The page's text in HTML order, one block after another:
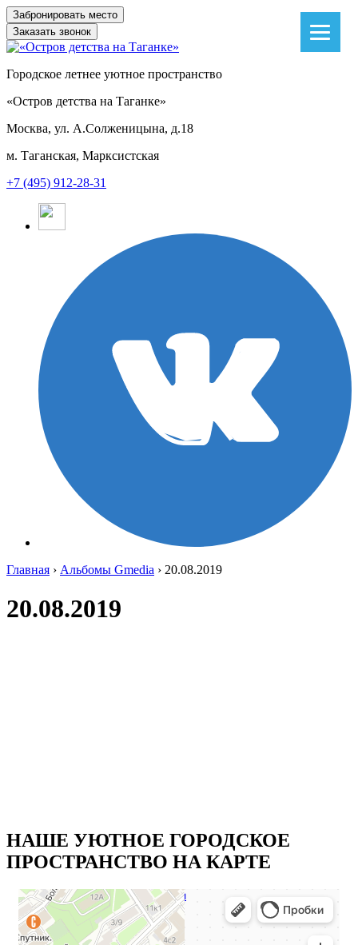
Заказать звонок
Городское летнее уютное пространство
«Остров детства на Таганке»
Москва, ул. А.Солженицына, д.18
м. Таганская, Марксистская
+7 (495) 912-28-31
Главная › Альбомы Gmedia › 20.08.2019
20.08.2019
НАШЕ УЮТНОЕ ГОРОДСКОЕ
ПРОСТРАНСТВО НА КАРТЕ